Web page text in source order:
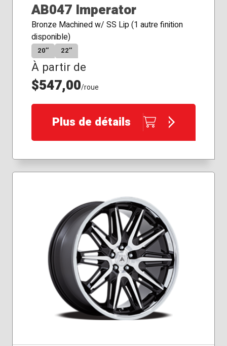
AB047 Imperator
Bronze Machined w/ SS Lip (1 autre finition
disponible)
20″ 22″
À partir de
$547,00/roue
Plus de détails